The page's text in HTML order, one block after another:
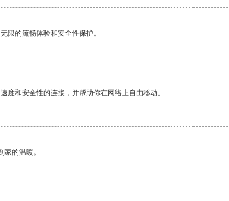
限的流畅体验和安全性保护。
度和安全性的连接，并帮助你在网络上自由移动。
的温暖。